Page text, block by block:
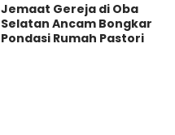
Jemaat Gereja di Oba
Selatan Ancam Bongkar
Pondasi Rumah Pastori